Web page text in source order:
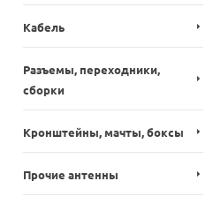
Кабель
Разъемы, переходники,
сборки
Кронштейны, мачты, боксы
Прочие антенны